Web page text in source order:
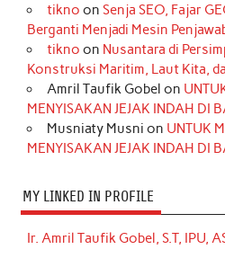
tikno on Senja SEO, Fajar
Berganti Menjadi Mesin
tikno on Nusantara di
Konstruksi Maritim, Laut Kita,
Amril Taufik Gobel on
MENYISAKAN JEJAK INDAH DI
Musniaty Musni on UNTUK
MENYISAKAN JEJAK INDAH DI
MY LINKED IN PROFILE
Ir. Amril Taufik Gobel, S.T, IPU,